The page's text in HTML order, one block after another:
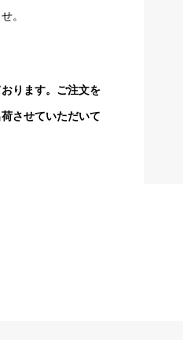
。
ります。ご注文を
させていただいて